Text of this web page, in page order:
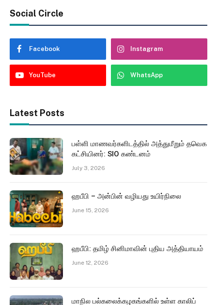
Social Circle
Facebook Instagram
YouTube WhatsApp
Latest Posts
பள்ளி மாணவர்களிடத்தில் அத்துமீறும் தவெக
கட்சியினர்: SIO கண்டனம்
July 3, 2026
ஹபீபி – அன்பின் வழியது உயிர்நிலை
June 15, 2026
ஹபீபி: தமிழ் சினிமாவின் புதிய அத்தியாயம்
June 12, 2026
மாநில பல்கலைக்கழகங்களில் உள்ள காலிப்